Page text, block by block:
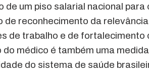
de um piso salarial nacional
de reconhecimento da
de trabalho e de
médico é também uma
do sistema de saúde